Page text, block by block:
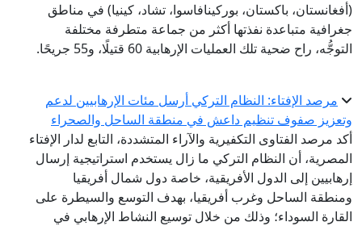
(أفغانستان، باكستان، بوركينافاسوا، تشاد، كينيا) في مناطق
جغرافية متباعدة نفذتها أكثر من جماعة متطرفة مختلفة
التوجُّه، راح ضحية تلك العمليات الإرهابية 60 قتيلًا، و55 جريحًا.
مرصد الإفتاء: النظام التركي أرسل مئات الإرهابيين لدعم
وتعزيز صفوف تنظيم داعش في منطقة الساحل والصحراء
أكد مرصد الفتاوى التكفيرية والآراء المتشددة، التابع لدار الإفتاء
المصرية، أن النظام التركي ما زال يستخدم استراتيجية إرسال
إرهابيين إلى الدول الأفريقية، خاصة دول شمال أفريقيا
ومنطقة الساحل وغرب أفريقيا، بهدف التوسع والسيطرة على
القارة السوداء؛ وذلك من خلال توسيع النشاط الإرهابي في